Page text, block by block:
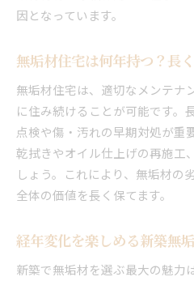
因となっています。
無垢材住宅は何年持つ？長
無垢材住宅は、適切なメンテナ
に住み続けることが可能です。
点検や傷・汚れの早期対処が重
乾拭きやオイル仕上げの再施工
しょう。これにより、無垢材の
全体の価値を長く保てます。
経年変化を楽しめる新築無
新築で無垢材を選ぶ最大の魅力